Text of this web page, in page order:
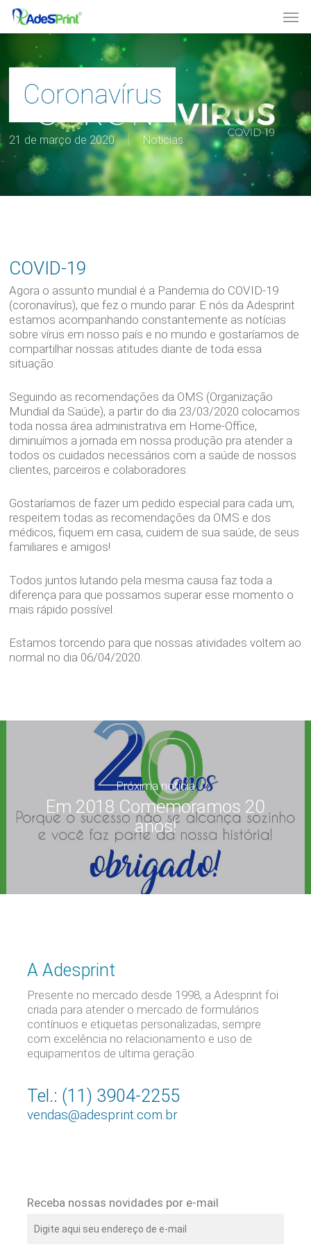
Skip
main
content
Coronavírus
21 de março de 2020 Notícias
COVID-19
Agora o assunto mundial é a Pandemia do COVID-19
(coronavírus), que fez o mundo parar. E nós da Adesprint
estamos acompanhando constantemente as notícias
sobre vírus em nosso país e no mundo e gostaríamos de
compartilhar nossas atitudes diante de toda essa
situação.
Seguindo as recomendações da OMS (Organização
Mundial da Saúde), a partir do dia 23/03/2020 colocamos
toda nossa área administrativa em Home-Office,
diminuímos a jornada em nossa produção pra atender a
todos os cuidados necessários com a saúde de nossos
clientes, parceiros e colaboradores.
Gostaríamos de fazer um pedido especial para cada um,
respeitem todas as recomendações da OMS e dos
médicos, fiquem em casa, cuidem de sua saúde, de seus
familiares e amigos!
Todos juntos lutando pela mesma causa faz toda a
diferença para que possamos superar esse momento o
mais rápido possível.
Estamos torcendo para que nossas atividades voltem ao
normal no dia 06/04/2020.
Próxima notícia
Em 2018 Comemoramos 20
anos!
A Adesprint
Presente no mercado desde 1998, a Adesprint foi
criada para atender o mercado de formulários
contínuos e etiquetas personalizadas, sempre
com excelência no relacionamento e uso de
equipamentos de ultima geração.
Tel.: (11) 3904-2255
vendas@adesprint.com.br
Receba nossas novidades por e-mail